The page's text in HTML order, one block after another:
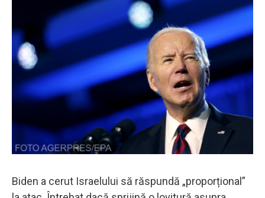
Biden a cerut Israelului să răspundă „proporțional”